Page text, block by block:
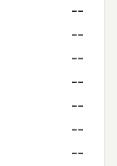
--
--
--
--
--
--
--